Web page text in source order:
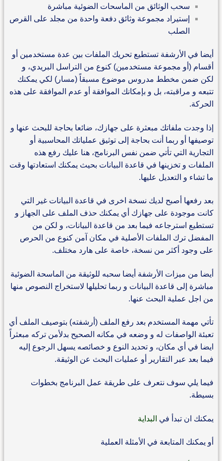
سحب الوثائق من الماسحات الضوئية مباشرة
إستيراد مجموعة وثائق دفعة واحدة من مجلد على القرص
الصلب
أيضا في الأرشفة تستطيع تحريك الملفات بين عدة مستخدمين أو
أقسام (أو مجموعة مستخدمين) كنوع من التراسل البريدي، و
لكن ضمن مخطط مدروس موضوع مسبقاً (مسار) لكي يمكنك
تتبعه و مراقبته، بل و بإمكانك الموافقة أو عدم الموافقة على هذه
الحركة.
إذا وجدت ملفاتك مبعثرة على جهازك، ضائعا بحاجة للبحث عنها و
توصيفها أو ربما أنت بحاجة إلى توثيق عملياتك المحاسبية أو
التجارية التي تأتي ضمن نفس البرنامج، هنا عليك رفع هذه
الملفات و تخزينها في قاعدة البيانات بحيث يمكنك استعادتها وقت
ما تشاء و التعديل عليها.
بعد رفعها أصبح لديك نسخة اخرى في قاعدة البيانات غير التي
كانت موجودة على جهازك أي يمكنك حذف الملف على الجهاز و
تستطيع استرجاعه فيما بعد من قاعدة البيانات، و لكن من
المفضل ترك الملفات الأصلية في مكان آمن كنوع من الحرص
على وجود أكثر من نسخة، خاصة على هارد مختلف.
أيضا من ميزات الأرشفة أيضا سحبه للوثيقة من الماسحة الضوئية
مباشرة إلى قاعدة البيانات و ربما تحليلها لاستخراج النصوص منها
من اجل عملية البحث عنها.
تأتي مهمة المستخدم بعد رفع الملف (أرشفته) بتوصيف الملف أي
تعبئة الواصفات له و وضعه في مكانه الصحيح بدلأمن تركه مبعثراً
ايضا في أي مكان، و تحديد النوع و خصائصه يسهل الرجوع إليه
فيما بعد عبر التقارير أو عمليات البحث عن الوثيقة.
فيما يلي سوف نتعرف على طريقة عمل البرنامج بخطوات
بسيطة.
يمكنك ان تبدأ في البداية
أو يمكنك المتابعة في الأمثلة العملية